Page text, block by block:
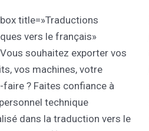
title=»Traductions
vers le français»
souhaitez exporter vos
vos machines, votre
faire ? Faites confiance à
technique
dans la traduction vers le